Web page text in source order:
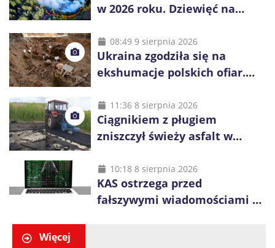
w 2026 roku. Dziewięć na
08:49 9 sierpnia 2026
Ukraina zgodziła się na
ekshumacje polskich ofiar.
i Ugły
11:36 8 sierpnia 2026
Ciągnikiem z pługiem
zniszczył świeży asfalt w
60-latka
10:18 8 sierpnia 2026
KAS ostrzega przed
fałszywymi wiadomościami o
Więcej